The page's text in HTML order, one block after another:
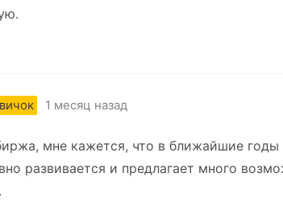
1 месяц назад
мне кажется, что в ближайшие годы
развивается и предлагает много